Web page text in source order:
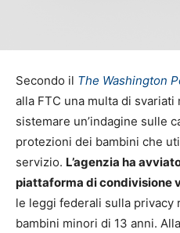
Secondo il The Washington
alla FTC una multa di
sistemare un’indagine sulle
protezioni dei bambini che
servizio. L’agenzia ha
piattaforma di condivisione
le leggi federali sulla privacy
bambini minori di 13 anni.